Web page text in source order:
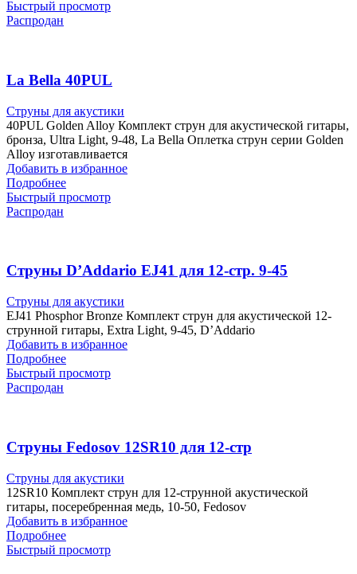
Быстрый просмотр
Распродан
La Bella 40PUL
Струны для акустики
40PUL Golden Alloy Комплект струн для акустической гитары,
бронза, Ultra Light, 9-48, La Bella Оплетка струн серии Golden
Alloy изготавливается
Добавить в избранное
Подробнее
Быстрый просмотр
Распродан
Струны D’Addariо EJ41 для 12-стр. 9-45
Струны для акустики
EJ41 Phosphor Bronze Комплект струн для акустической 12-
струнной гитары, Extra Light, 9-45, D’Addario
Добавить в избранное
Подробнее
Быстрый просмотр
Распродан
Струны Fedosov 12SR10 для 12-стр
Струны для акустики
12SR10 Комплект струн для 12-струнной акустической
гитары, посеребренная медь, 10-50, Fedosov
Добавить в избранное
Подробнее
Быстрый просмотр